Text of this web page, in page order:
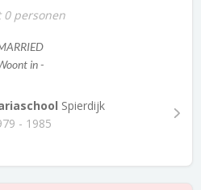
0 personen
in -
Spierdijk
- 1985